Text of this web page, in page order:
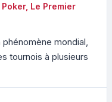
Le Premier
mondial,
tournois à plusieurs